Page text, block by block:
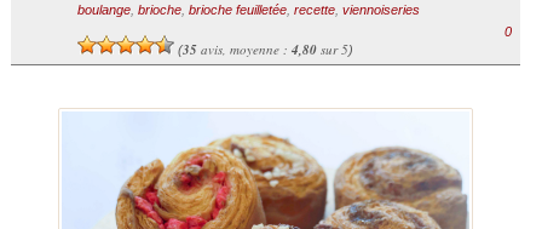
boulange, brioche, brioche feuilletée, recette, viennoiseries
(35avis, moyenne : 4,80sur 5)
0